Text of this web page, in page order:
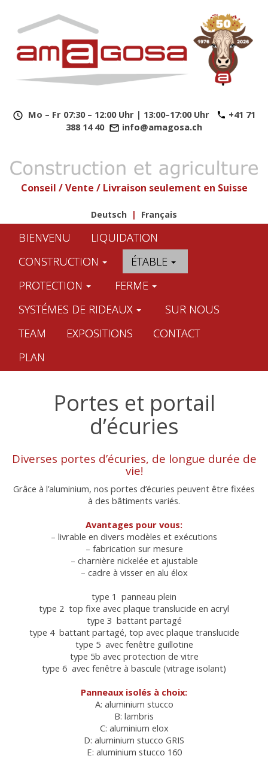
Mo – Fr 07:30 – 12:00 Uhr | 13:00–17:00 Uhr
+41 71
388 14 40
info@amagosa.ch
Conseil / Vente / Livraison seulement en Suisse
Deutsch | Français
BIENVENU
LIQUIDATION
CONSTRUCTION
ÉTABLE
PROTECTION
FERME
SYSTÉMES DE RIDEAUX
SUR NOUS
TEAM
EXPOSITIONS
CONTACT
PLAN
Portes et portail
d’écuries
Diverses portes d’écuries, de longue durée de
vie!
Grâce à l’aluminium, nos portes d’écuries peuvent être fixées
à des bâtiments variés.
Avantages pour vous:
– livrable en divers modèles et exécutions
– fabrication sur mesure
– charnière nickelée et ajustable
– cadre à visser en alu élox
type 1 panneau plein
type 2 top fixe avec plaque translucide en acryl
type 3 battant partagé
type 4 battant partagé, top avec plaque translucide
type 5 avec fenêtre guillotine
type 5b avec protection de vitre
type 6 avec fenêtre à bascule (vitrage isolant)
Panneaux isolés à choix:
A: aluminium stucco
B: lambris
C: aluminium elox
D: aluminium stucco GRIS
E: aluminium stucco 160